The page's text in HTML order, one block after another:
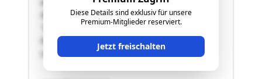
Diese Details sind exklusiv für unsere
Premium-Mitglieder reserviert.
Jetzt freischalten
Wohnzimmer"Schlafzimmer west-seitig mit
"Balkon-Schlafzimmer"Der Wohnung ist ein
Kellerabteil zugeordnet.Details siehe
Langgutachten!"